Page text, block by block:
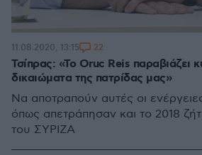
Τσίπρας: «Το Oruc Reis παραβιάζει
δικαιώματα της πατρίδας μας»
Να αποτραπούν αυτές οι
όπως απετράπησαν και το 2018
του ΣΥΡΙΖΑ
11.08.2020, 13:15 22